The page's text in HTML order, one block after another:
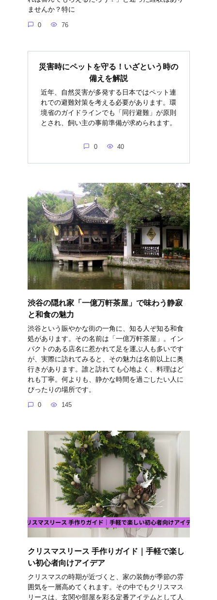
ませんか？特に
0 76
災害時にペットを守る！いざという時の
備えを解説
近年、自然災害が多発する日本ではペット連
れでの避難対策を考える必要があります。環
境省のガイドラインでも「同行避難」が原則
とされ、飼い主の事前準備が求められます。
0 40
渋谷の隠れ家「一億万軒茶屋」で味わう静寂
と和食の魅力
渋谷という賑やかな街の一角に、知る人ぞ知る和食
処があります。その名前は「一億万軒茶屋」。イン
パクトのある店名に惹かれて足を運ぶ人も多いです
が、実際に訪れてみると、その魅力は名前以上に奥
行きがあります。誰と訪れても心地よく、料理はど
れも丁寧。何よりも、静かな時間を過ごしたい人に
ぴったりの場所です。
0 145
クリスマスリース 手作りガイド｜手軽で楽し
い初心者向けアイデア
クリスマスの時期が近づくと、家の装飾が季節の雰
囲気を一層高めてくれます。その中でもクリスマス
リースは、玄関や部屋を彩る定番アイテムとして人